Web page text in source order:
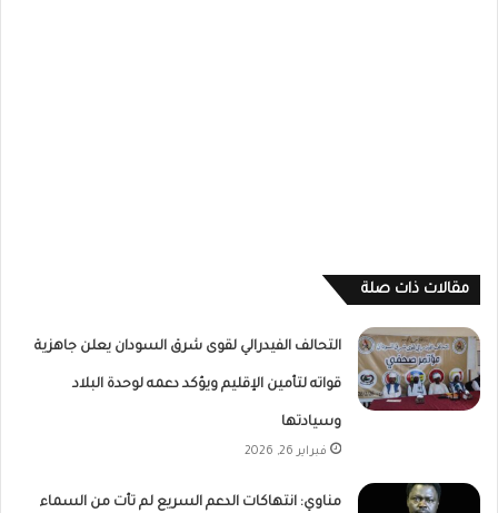
مقالات ذات صلة
التحالف الفيدرالي لقوى شرق السودان يعلن جاهزية
قواته لتأمين الإقليم ويؤكد دعمه لوحدة البلاد
وسيادتها
فبراير 26, 2026
مناوي: انتهاكات الدعم السريع لم تأت من السماء